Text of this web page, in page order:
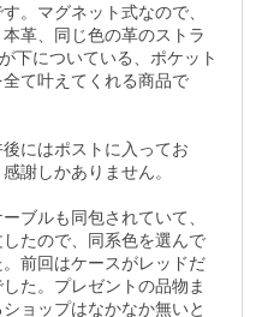
。マグネット式なので、
革、同じ色の革のストラ
下についている、ポケット
て叶えてくれる商品で
にはポストに入ってお
謝しかありません。
ブルも同包されていて、
たので、同系色を選んで
前回はケースがレッドだ
た。プレゼントの品物ま
ョップはなかなか無いと